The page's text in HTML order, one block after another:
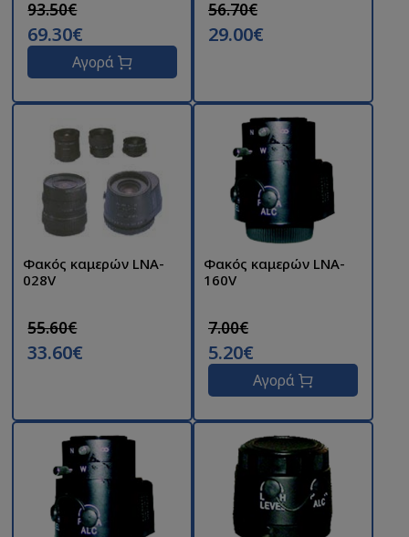
93.50€
69.30€
Αγορά
56.70€
29.00€
Φακός καμερών LNA-
028V
55.60€
33.60€
Φακός καμερών LNA-
160V
7.00€
5.20€
Αγορά